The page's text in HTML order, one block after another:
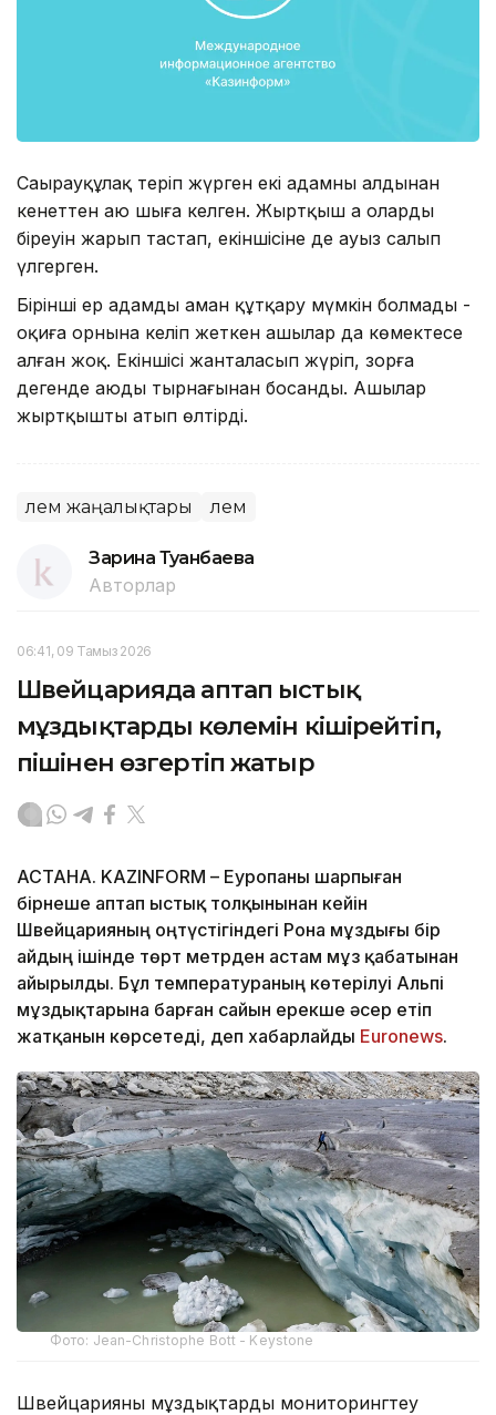
Саңырауқұлақ теріп жүрген екі адамның алдынан
кенеттен аю шыға келген. Жыртқыш аң олардың
біреуін жарып тастап, екіншісіне де ауыз салып
үлгерген.
Бірінші ер адамды аман құтқару мүмкін болмады -
оқиға орнына келіп жеткен аңшылар да көмектесе
алған жоқ. Екіншісі жанталасып жүріп, зорға
дегенде аюдың тырнағынан босанды. Аңшылар
жыртқышты атып өлтірді.
Әлем жаңалықтары Әлем
Зарина Туғанбаева
Авторлар
06:41, 09 Тамыз 2026
Швейцарияда аптап ыстық
мұздықтардың көлемін кішірейтіп,
пішінен өзгертіп жатыр
АСТАНА. KAZINFORM – Еуропаны шарпыған
бірнеше аптап ыстық толқынынан кейін
Швейцарияның оңтүстігіндегі Рона мұздығы бір
айдың ішінде төрт метрден астам мұз қабатынан
айырылды. Бұл температураның көтерілуі Альпі
мұздықтарына барған сайын ерекше әсер етіп
жатқанын көрсетеді, деп хабарлайды Еuronews.
Фото: Jean-Christophe Bott - Keystone
Швейцарияның мұздықтарды мониторингтеу